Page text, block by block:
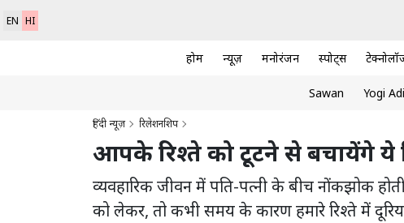
EN HI
होम न्यूज़ मनोरंजन स्पोर्ट्स
Sawan Yogi
हिंदी न्यूज़ रिलेशनशिप
आपके रिश्ते को टूटने से बचायेंगे ये
व्यवहारिक जीवन में पति-पत्नी के बीच नोंकझोक
को लेकर, तो कभी समय के कारण हमारे रिश्ते में